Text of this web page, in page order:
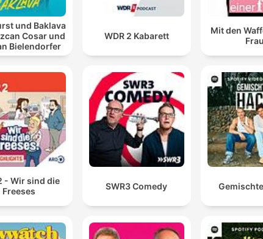
und Baklava
Cosar und
Bielendorfer
WDR 2 Kabarett
Mit den
Frau
- Wir sind die
Freeses
SWR3 Comedy